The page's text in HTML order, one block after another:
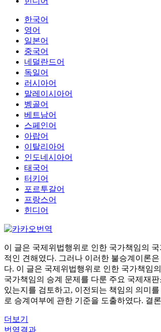
한국어
영어
일본어
중국어
네덜란드어
독일어
러시아어
말레이시아어
벵골어
베트남어
스페인어
아랍어
이탈리아어
인도네시아어
태국어
터키어
포르투갈어
프랑스어
힌디어
이 글은 국제위법행위로 인한 국가책임의
적인 견해였다. 그러나 이러한 불승계이론
다. 이 글은 국제위법행위로 인한 국가책임
국가책임의 승계 문제를 다룬 주요 국제재
있는지를 검토하고, 이전되는 책임의 의미
로 승계여부에 관한 기준을 도출하였다. 결
더보기
번역결과